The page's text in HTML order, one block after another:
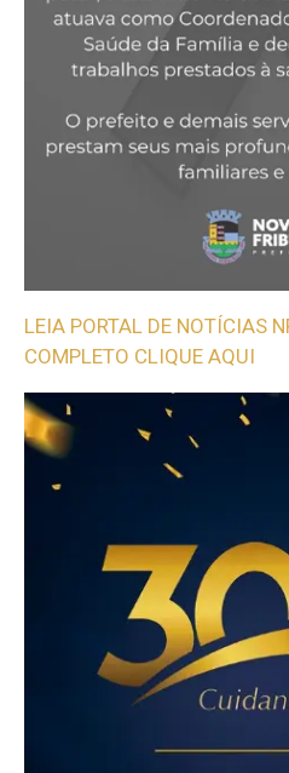
LEIA PORTAL DE NOTÍCIAS
COMPLETO CLIQUE AQUI